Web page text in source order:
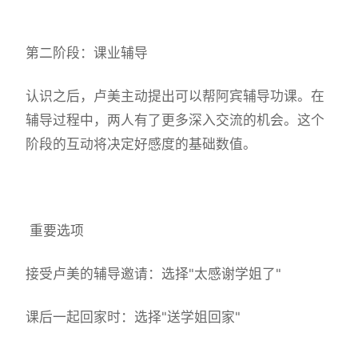
第二阶段：课业辅导
认识之后，卢美主动提出可以帮阿宾辅导功课。在
辅导过程中，两人有了更多深入交流的机会。这个
阶段的互动将决定好感度的基础数值。
重要选项
接受卢美的辅导邀请：选择"太感谢学姐了"
课后一起回家时：选择"送学姐回家"